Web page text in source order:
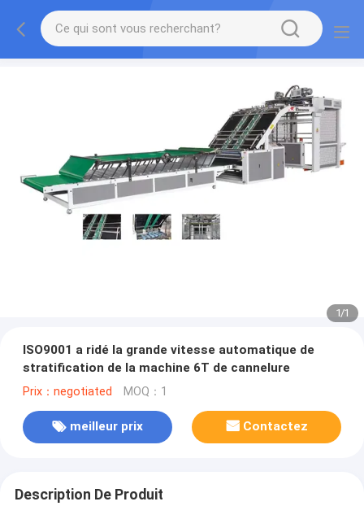
1/1
ISO9001 a ridé la grande vitesse automatique de
stratification de la machine 6T de cannelure
Prix：negotiated MOQ：1
meilleur prix Contactez
Description De Produit